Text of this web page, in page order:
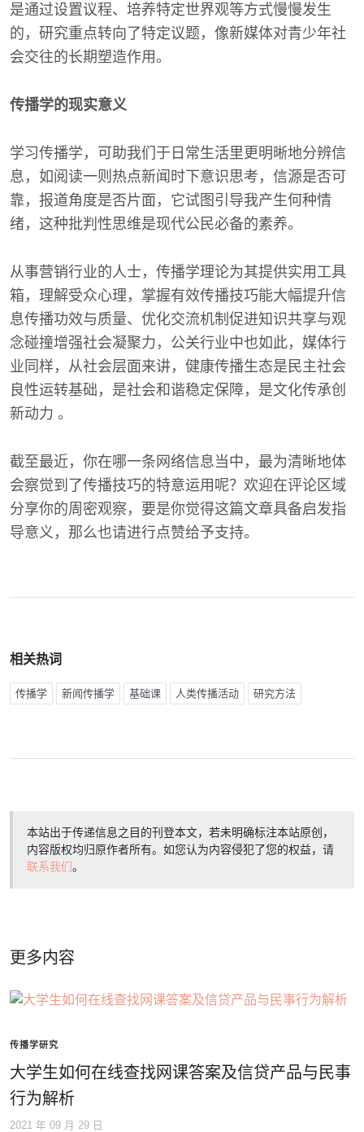
是通过设置议程、培养特定世界观等方式慢慢发生
的，研究重点转向了特定议题，像新媒体对青少年社
会交往的长期塑造作用。
传播学的现实意义
学习传播学，可助我们于日常生活里更明晰地分辨信
息，如阅读一则热点新闻时下意识思考，信源是否可
靠，报道角度是否片面，它试图引导我产生何种情
绪，这种批判性思维是现代公民必备的素养。
从事营销行业的人士，传播学理论为其提供实用工具
箱，理解受众心理，掌握有效传播技巧能大幅提升信
息传播功效与质量、优化交流机制促进知识共享与观
念碰撞增强社会凝聚力，公关行业中也如此，媒体行
业同样，从社会层面来讲，健康传播生态是民主社会
良性运转基础，是社会和谐稳定保障，是文化传承创
新动力 。
截至最近，你在哪一条网络信息当中，最为清晰地体
会察觉到了传播技巧的特意运用呢？欢迎在评论区域
分享你的周密观察，要是你觉得这篇文章具备启发指
导意义，那么也请进行点赞给予支持。
相关热词
传播学 新闻传播学 基础课 人类传播活动 研究方法
本站出于传递信息之目的刊登本文，若未明确标注本站原创，
内容版权均归原作者所有。如您认为内容侵犯了您的权益，请
联系我们。
更多内容
传播学研究
大学生如何在线查找网课答案及信贷产品与民事
行为解析
2021 年 09 月 29 日